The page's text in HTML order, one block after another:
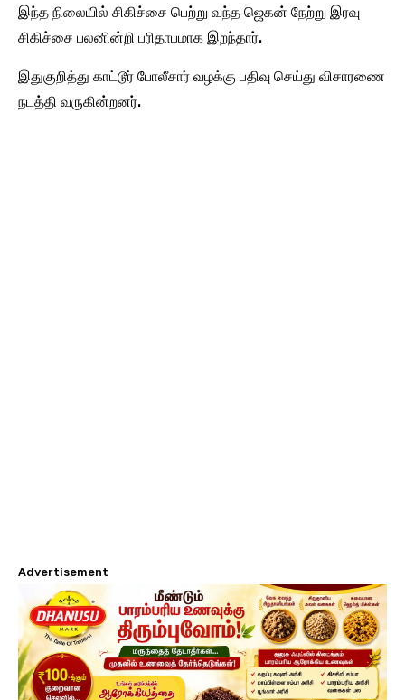
இந்த நிலையில் சிகிச்சை பெற்று வந்த ஜெகன் நேற்று இரவு
சிகிச்சை பலனின்றி பரிதாபமாக இறந்தார்.
இதுகுறித்து காட்டூர் போலீசார் வழக்கு பதிவு செய்து விசாரணை
நடத்தி வருகின்றனர்.
Advertisement